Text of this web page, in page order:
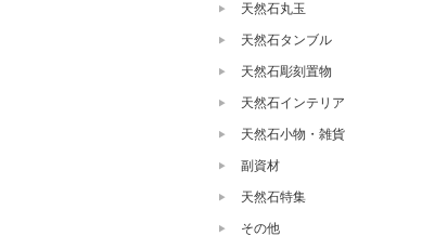
天然石丸玉
天然石タンブル
天然石彫刻置物
天然石インテリア
天然石小物・雑貨
副資材
天然石特集
その他